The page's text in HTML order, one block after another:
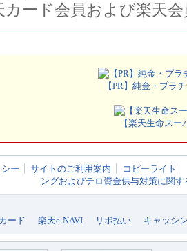
カード会員および楽天
【PR】純金・プラ
【楽天生命ス
ー サイトのご利用案内
コピーライト
ングおよびテロ資金供与対策に関
ード 楽天e-NAVI リボ払い キャッシ